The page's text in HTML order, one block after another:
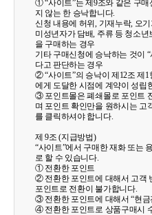
① “사이트”는 제9조와 같은 구
지 않는 한 승낙합니다.
신청 내용에 허위, 기재누락, 오
미성년자가 담배, 주류 등 청소
을 구매하는 경우
기타 구매신청에 승낙하는 것이
다고 판단하는 경우
② “사이트”의 승낙이 제12조 제
에게 도달한 시점에 계약이 성립
③ 포인트몰은 폐쇄몰로 포인트
며 포인트 확인만을 원하시는 고
를 클릭하셔야 합니다.
제 9조 (지급방법)
“사이트”에서 구매한 재화 또는
로 할 수 있습니다.
① 전환한 포인트
② 전환한 포인트에 대해서 고객
포인트로 전환이 불가합니다.
③ 전환한 포인트에 대해서 “현
④ 전환한 포인트로 상품구매시